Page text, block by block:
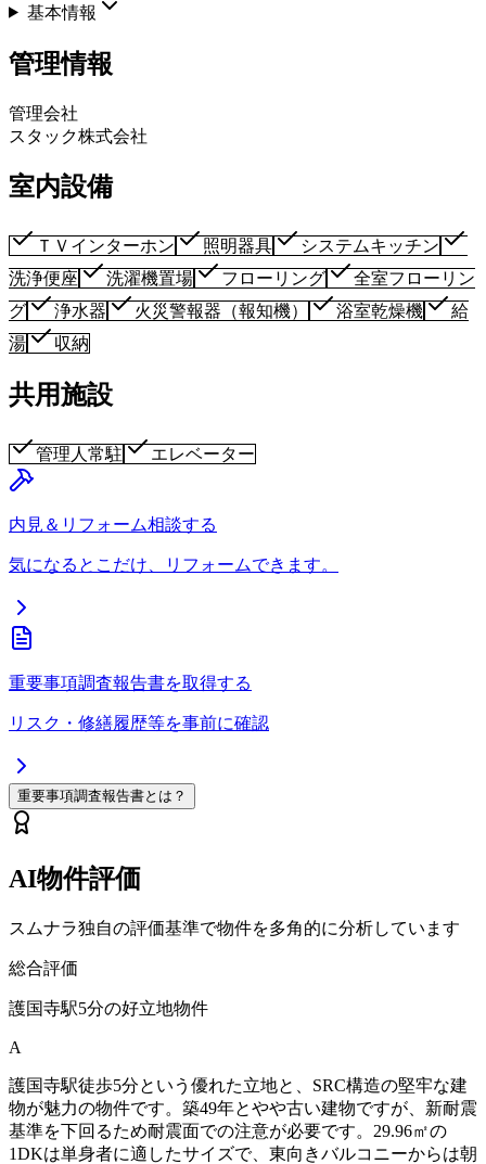
基本情報
管理情報
管理会社
スタック株式会社
室内設備
ＴＶインターホン 照明器具
システムキッチン
洗浄便座
洗濯機置場 フローリング
全室フローリン
グ
浄水器 火災警報器（報知機） 浴室乾燥機
給
湯
収納
共用施設
管理人常駐 エレベーター
内見＆リフォーム相談する
気になるとこだけ、リフォームできます。
重要事項調査報告書を取得する
リスク・修繕履歴等を事前に確認
重要事項調査報告書とは？
AI物件評価
スムナラ独自の評価基準で物件を多角的に分析しています
総合評価
護国寺駅5分の好立地物件
A
護国寺駅徒歩5分という優れた立地と、SRC構造の堅牢な建
物が魅力の物件です。築49年とやや古い建物ですが、新耐震
基準を下回るため耐震面での注意が必要です。29.96㎡の
1DKは単身者に適したサイズで、東向きバルコニーからは朝